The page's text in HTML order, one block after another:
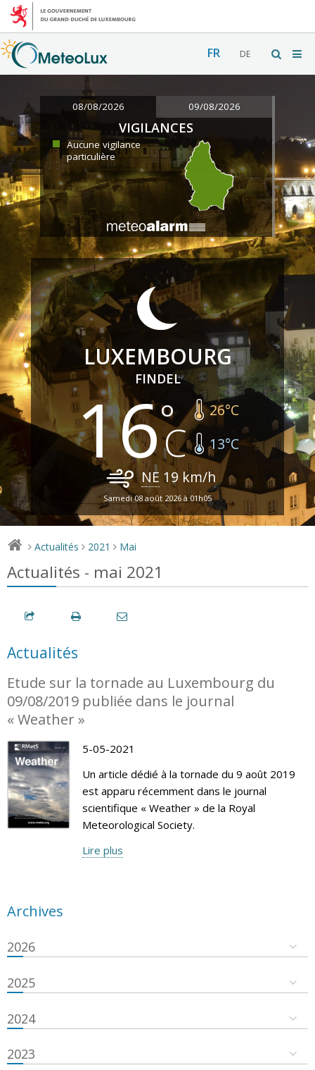
FR DE
08/08/2026 09/08/2026
VIGILANCES
Aucune vigilance
particulière
LUXEMBOURG
FINDEL
16 26°C
13°C
NE 19 km/h
Samedi 08 août 2026 à 01h05
> Actualités > 2021 > Mai
Actualités - mai 2021
Actualités
Etude sur la tornade au Luxembourg du
09/08/2019 publiée dans le journal
« Weather »
5-05-2021
Un article dédié à la tornade du 9 août 2019
est apparu récemment dans le journal
scientifique « Weather » de la Royal
Meteorological Society.
Lire plus
Archives
2026
2025
2024
2023